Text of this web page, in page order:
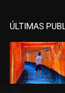
ÚLTIMAS